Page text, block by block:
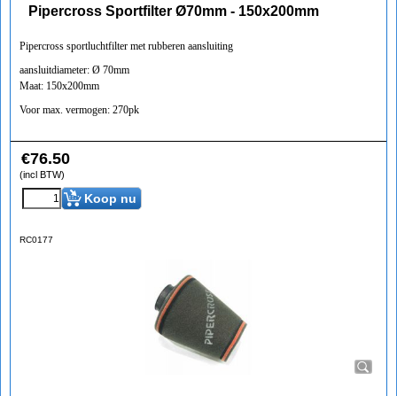
Pipercross Sportfilter Ø70mm - 150x200mm
Pipercross sportluchtfilter met rubberen aansluiting
aansluitdiameter: Ø 70mm
Maat: 150x200mm
Voor max. vermogen: 270pk
€76.50
(incl BTW)
Koop nu
RC0177